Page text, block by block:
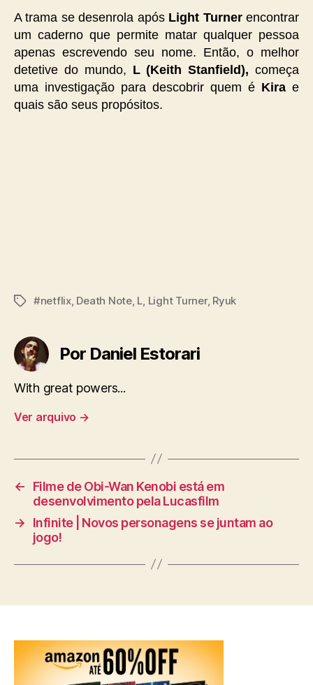
A trama se desenrola após Light Turnerencontrar
um caderno que permite matar qualquer pessoa
apenas escrevendo seu nome. Então, o melhor
detetive do mundo, L (Keith Stanfield), começa
uma investigação para descobrir quem é Kira e
quais são seus propósitos.
Tags#netflix, Death Note, L Light Turner, Ryuk
Por Daniel Estorari
With great powers...
Ver arquivo →
←
Filme de Obi-Wan Kenobi está em
desenvolvimento pela Lucasfilm
→
Infinite | Novos personagens se juntam ao
jogo!